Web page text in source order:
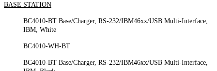
BASE STATION
BC4010-BT Base/Charger, RS-232/IBM46xx/USB Multi-Interface,
IBM, White
BC4010-WH-BT
BC4010-BT Base/Charger, RS-232/IBM46xx/USB Multi-Interface,